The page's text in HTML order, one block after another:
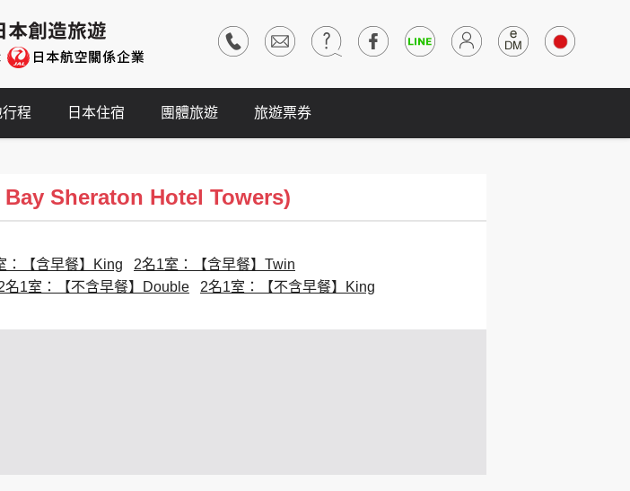
程 日本住宿 團體旅遊 旅遊票券
Bay Sheraton Hotel Towers)
：【含早餐】King
2名1室：【含早餐】Twin
名1室：【不含早餐】Double
2名1室：【不含早餐】King